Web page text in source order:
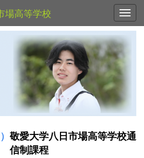
場高等学校
敬愛大学八日市場高等学校通
信制課程